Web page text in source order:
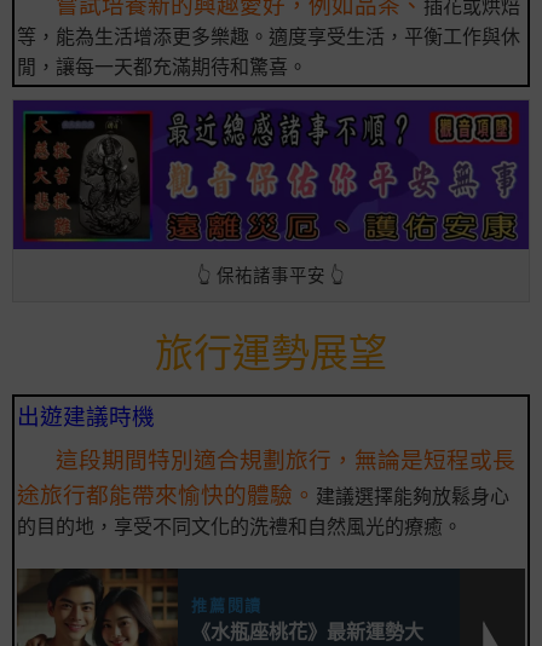
插花或烘焙
等，能為生活增添更多樂趣。適度享受生活，平衡工作與休
閒，讓每一天都充滿期待和驚喜。
👆 保祐諸事平安 👆
旅行運勢展望
出遊建議時機
這段期間特別適合規劃旅行，無論是短程或長
途旅行都能帶來愉快的體驗。 建議選擇能夠放鬆身心
的目的地，享受不同文化的洗禮和自然風光的療癒。
推薦閱讀
《水瓶座桃花》最新運勢大